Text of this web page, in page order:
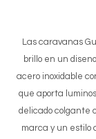
Las caravanas
brillo en un
acero inoxidable
que aporta
delicado colgante
marca y un estilo